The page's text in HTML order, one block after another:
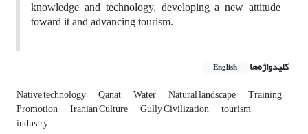
knowledge and technology, developing a new attitude
toward it and advancing tourism.
کلیدواژه‌ها English
Native technology Qanat Water Natural landscape Training
Promotion Iranian Culture Gully Civilization tourism
industry